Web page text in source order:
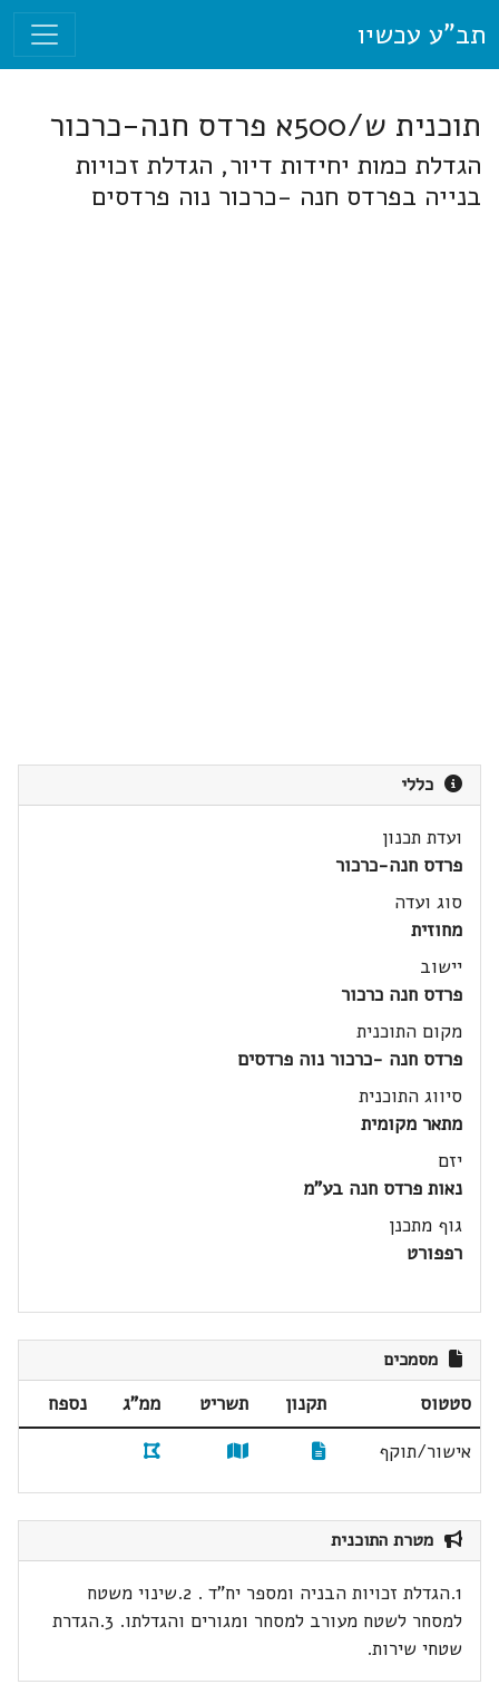
תב"ע עכשיו
תוכנית ש/500א פרדס חנה-כרכור
הגדלת כמות יחידות דיור, הגדלת זכויות
בנייה בפרדס חנה -כרכור נוה פרדסים
כללי
ועדת תכנון
פרדס חנה-כרכור
סוג ועדה
מחוזית
יישוב
פרדס חנה כרכור
מקום התוכנית
פרדס חנה -כרכור נוה פרדסים
סיווג התוכנית
מתאר מקומית
יזם
נאות פרדס חנה בע"מ
גוף מתכנן
רפפורט
מסמכים
סטטוס תקנון תשריט ממ"ג
נספח
אישור/תוקף
מטרת התוכנית
1.הגדלת זכויות הבניה ומספר יח"ד . 2.שינוי משטח
למסחר לשטח מעורב למסחר ומגורים והגדלתו. 3.הגדרת
שטחי שירות.